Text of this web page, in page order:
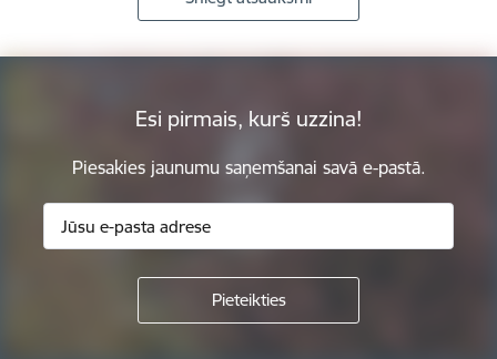
Esi pirmais, kurš uzzina!
Piesakies jaunumu saņemšanai savā e-pastā.